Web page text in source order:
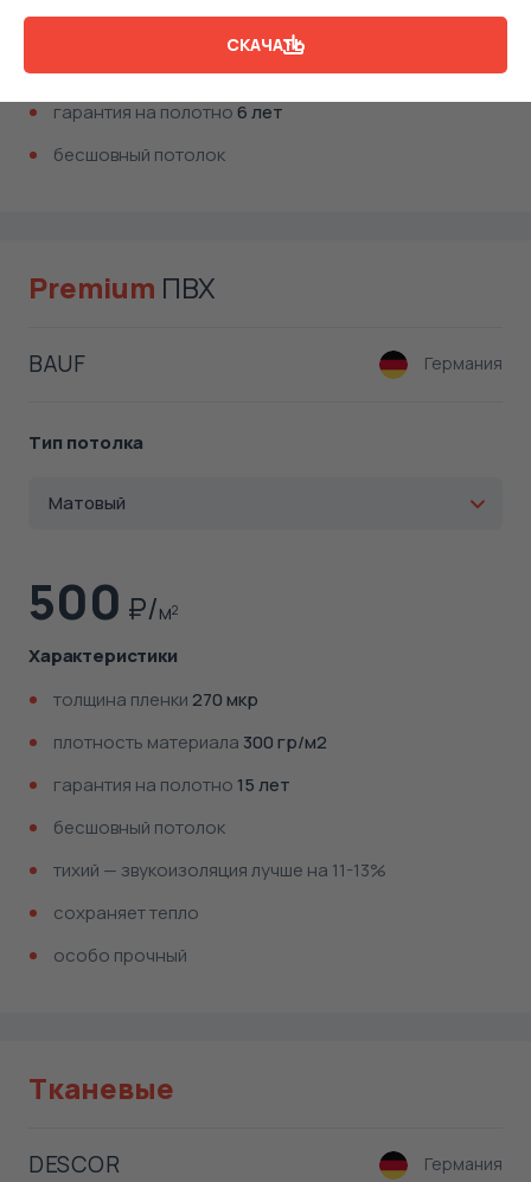
плотность материала150 гр/м2
гарантия на полотно6 лет
бесшовный потолок
Premium ПВХ
BAUF Германия
Тип потолка
Матовый
500 м2
Характеристики
толщина пленки270 мкр
плотность материала 300 гр/м2
гарантия на полотно15 лет
бесшовный потолок
тихий — звукоизоляция лучше на 11-13%
сохраняет тепло
особо прочный
Тканевые
DESCOR Германия
СКАЧАТЬ